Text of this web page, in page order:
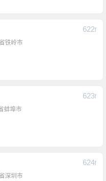
铁岭市
622F
蚌埠市
623F
深圳市
624F